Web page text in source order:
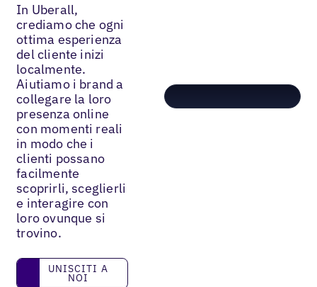
In Uberall,
crediamo che ogni
ottima esperienza
del cliente inizi
localmente.
Aiutiamo i brand a
collegare la loro
presenza online
con momenti reali
in modo che i
clienti possano
facilmente
scoprirli, sceglierli
e interagire con
loro ovunque si
trovino.
Unisciti a noi
UNISCITI A
NOI